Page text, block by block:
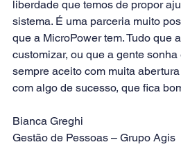
liberdade que temos de propor
sistema. É uma parceria muito
que a MicroPower tem. Tudo que
customizar, ou que a gente sonha
sempre aceito com muita
com algo de sucesso, que fica
Bianca Greghi
Gestão de Pessoas – Grupo Agis